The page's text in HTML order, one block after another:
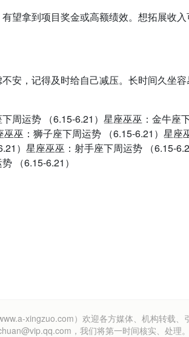
望拿到项目奖金或高额绩效。想拓展收
安，记得及时给自己减压。长时间久坐
周运势 （6.15-6.21）星座巫巫：金牛
巫巫：狮子座下周运势 （6.15-6.21）星
）星座巫巫：射手座下周运势 （6.15-
（6.15-6.21）
xingzuo.com）欢迎各方媒体、机构转载
，我们将第一时间核实、处理